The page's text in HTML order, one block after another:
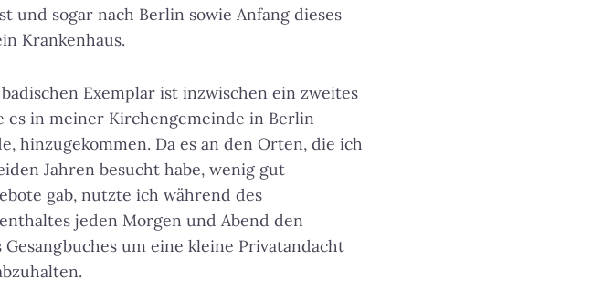
und sogar nach Berlin sowie Anfang dieses
Krankenhaus.
Exemplar ist inzwischen ein zweites
es in meiner Kirchengemeinde in Berlin
hinzugekommen. Da es an den Orten, die ich
Jahren besucht habe, wenig gut
gab, nutzte ich während des
jeden Morgen und Abend den
um eine kleine Privatandacht